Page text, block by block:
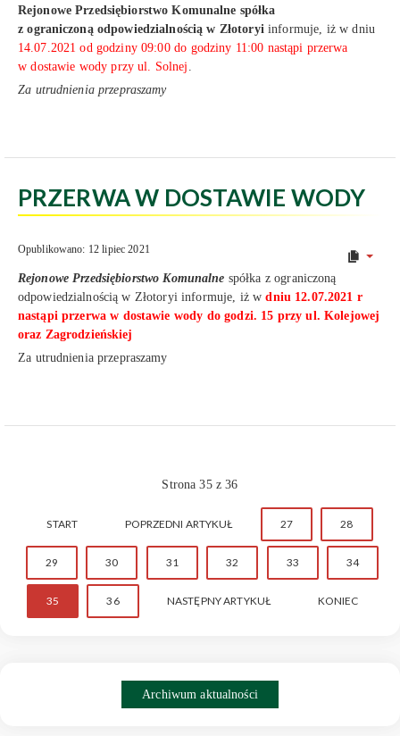
Rejonowe Przedsiębiorstwo Komunalne spółka
z ograniczoną odpowiedzialnością w Złotoryiinformuje, iż w dniu
14.07.2021 od godziny 09:00 do godziny 11:00 nastąpi przerwa
w dostawie wody przy ul. Solnej .
Za utrudnienia przepraszamy
PRZERWA W DOSTAWIE WODY
Opublikowano: 12 lipiec 2021
Rejonowe Przedsiębiorstwo Komunalne spółka z ograniczoną
odpowiedzialnością w Złotoryi informuje, iż w dniu 12.07.2021 r
nastąpi przerwa w dostawie wody do godzi. 15 przy ul. Kolejowej
oraz Zagrodzieńskiej
Za utrudnienia przepraszamy
Strona 35 z 36
START POPRZEDNI ARTYKUŁ 27 28
29 30 31 32 33 34
35 36 NASTĘPNY ARTYKUŁ KONIEC
Archiwum aktualności